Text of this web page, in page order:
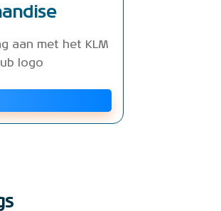
aan met het KLM
logo